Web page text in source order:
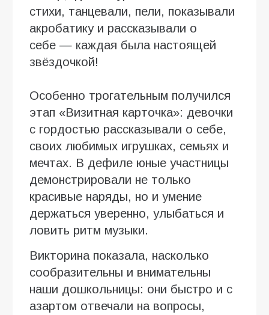
стихи, танцевали, пели, показывали
акробатику и рассказывали о
себе — каждая была настоящей
звёздочкой!
Особенно трогательным получился
этап «Визитная карточка»: девочки
с гордостью рассказывали о себе,
своих любимых игрушках, семьях и
мечтах. В дефиле юные участницы
демонстрировали не только
красивые наряды, но и умение
держаться уверенно, улыбаться и
ловить ритм музыки.
Викторина показала, насколько
сообразительны и внимательны
наши дошкольницы: они быстро и с
азартом отвечали на вопросы,